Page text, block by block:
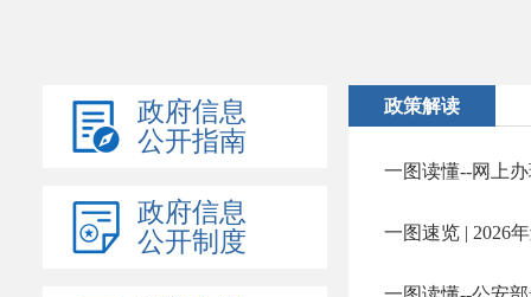
政府信息
公开指南
政府信息
公开制度
政策解读
一图读懂--网上
一图速览 | 2026